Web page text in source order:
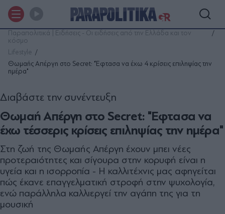
Παραπολιτικά | Ειδήσεις - Οι ειδήσεις από την Ελλάδα και τον
κόσμο
Lifestyle
Θωµαής Απέργη στο Secret: "Έφτασα να έχω 4 κρίσεις επιληψίας την
ημέρα"
Θωµαή Απέργη στο Secret: "Έφτασα να
έχω τέσσερις κρίσεις επιληψίας την ημέρα"
Διαβάστε την συνέντευξη
Στη ζωή της Θωμαής Απέργη έχουν μπει νέες
προτεραιότητες και σίγουρα στην κορυφή είναι η
υγεία και η ισορροπία - Η καλλιτέχνις μας αφηγείται
πώς έκανε επαγγελματική στροφή στην ψυχολογία,
ενώ παράλληλα καλλιεργεί την αγάπη της για τη
μουσική